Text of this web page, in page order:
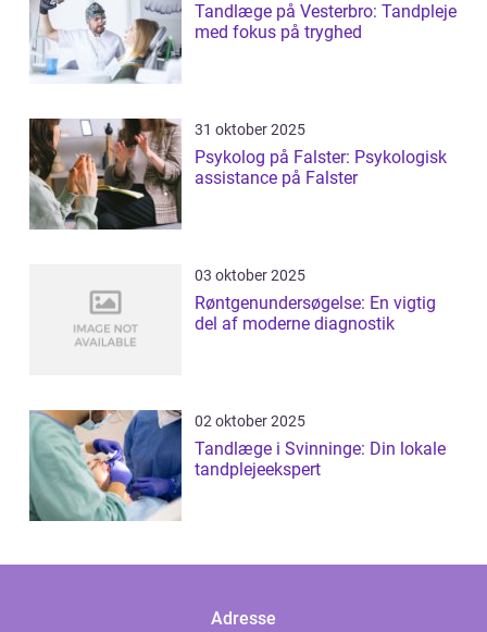
Tandlæge på Vesterbro: Tandpleje
med fokus på tryghed
31 oktober 2025
Psykolog på Falster: Psykologisk
assistance på Falster
03 oktober 2025
Røntgenundersøgelse: En vigtig
del af moderne diagnostik
02 oktober 2025
Tandlæge i Svinninge: Din lokale
tandplejeekspert
Adresse